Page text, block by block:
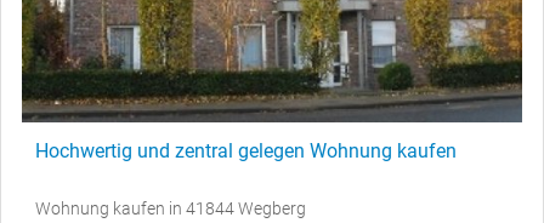
Hochwertig und zentral gelegen Wohnung kaufen
Wohnung kaufen in 41844 Wegberg